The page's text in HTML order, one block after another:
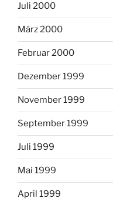
Juli 2000
März 2000
Februar 2000
Dezember 1999
November 1999
September 1999
Juli 1999
Mai 1999
April 1999